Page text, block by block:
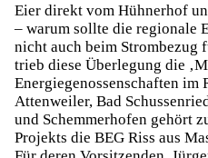
Eier direkt vom Hühnerhof
– warum sollte die regionale
nicht auch beim Strombezug
trieb diese Überlegung die
Energiegenossenschaften im
Attenweiler, Bad
und Schemmerhofen gehört
Projekts die BEG Riss aus